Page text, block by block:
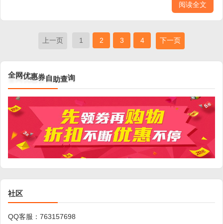
阅读全文
上一页 1 2 3 4 下一页
全网优惠券 自 助 查询
社区
QQ客服： 763157698